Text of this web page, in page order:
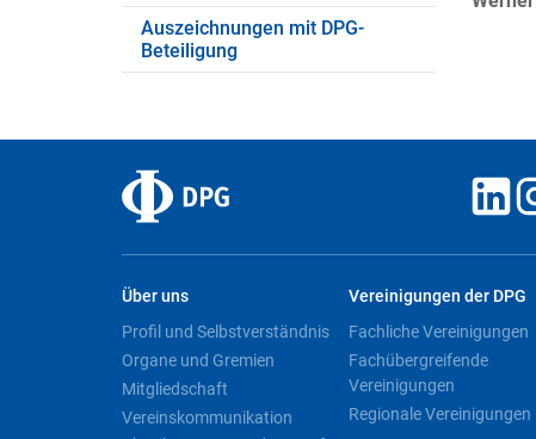
Auszeichnungen mit DPG-
Beteiligung
Über uns
Profil und Selbstverständnis
Organe und Gremien
Mitgliedschaft
Vereinskommunikation
Vereinigungen der DPG
Fachliche Vereinigungen
Fachübergreifende
Vereinigungen
Regionale Vereinigungen